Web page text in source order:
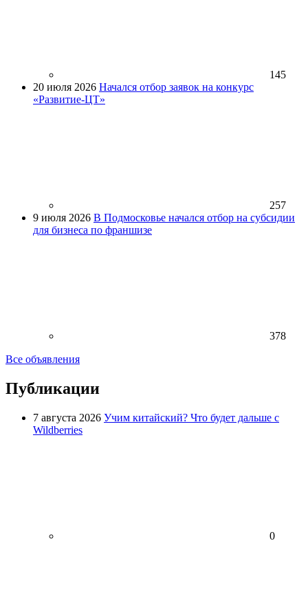
145
20 июля 2026 Начался отбор заявок на конкурс
«Развитие-ЦТ»
257
9 июля 2026 В Подмосковье начался отбор на субсидии
для бизнеса по франшизе
378
Все объявления
Публикации
7 августа 2026 Учим китайский? Что будет дальше с
Wildberries
0